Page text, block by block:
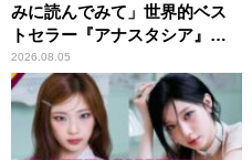
みに読んでみて」世界的ベス
トセラー『アナスタシア』を
紹介
2026.08.05